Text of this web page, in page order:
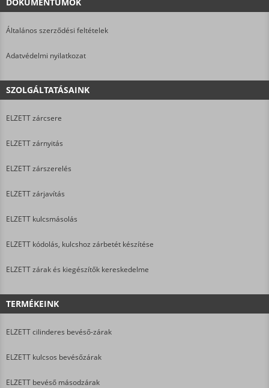
Általános szerződési feltételek
Adatvédelmi nyilatkozat
SZOLGÁLTATÁSAINK
ELZETT zárcsere
ELZETT zárnyitás
ELZETT zárszerelés
ELZETT zárjavítás
ELZETT kulcsmásolás
ELZETT kódolás, kulcshoz zárbetét készítése
ELZETT zárak és kiegészítők kereskedelme
TERMÉKEINK
ELZETT cilinderes bevéső-zárak
ELZETT kulcsos bevésőzárak
ELZETT bevéső másodzárak